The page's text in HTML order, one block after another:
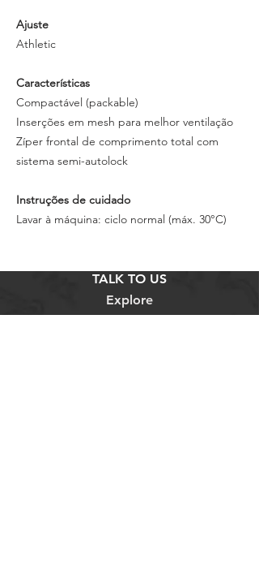
Ajuste
Athletic
Características
Compactável (packable)
Inserções em mesh para melhor ventilação
Zíper frontal de comprimento total com
sistema semi-autolock
Instruções de cuidado
Lavar à máquina: ciclo normal (máx. 30°C)
TALK TO US
Explore